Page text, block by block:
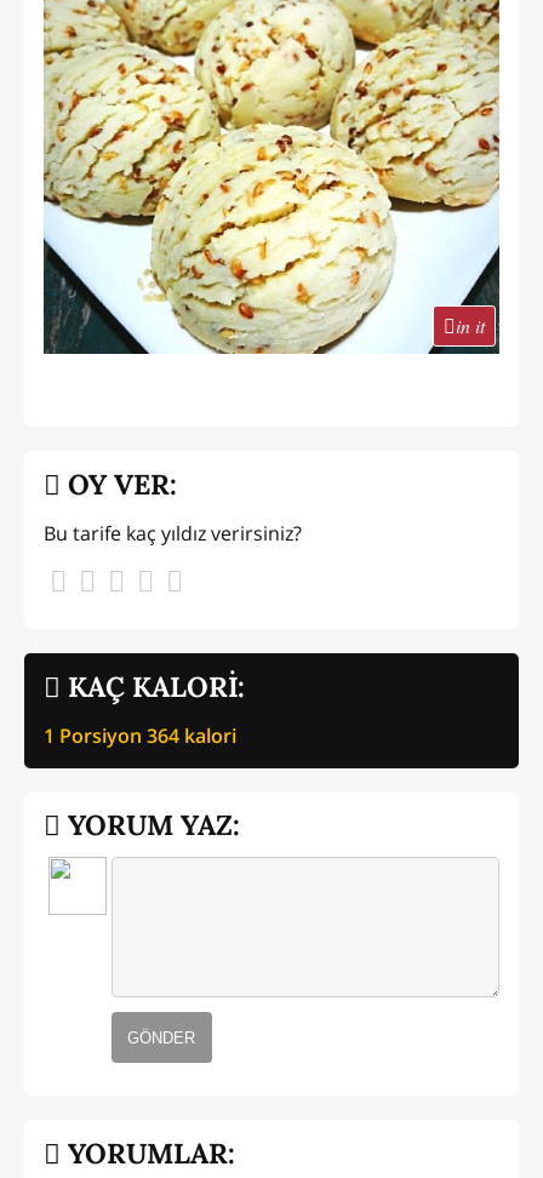
in it
KAÇ KALORİ:
1 Porsiyon 364 kalori
OY VER:
Bu tarife kaç yıldız verirsiniz?
YORUM YAZ:
GÖNDER
YORUMLAR: